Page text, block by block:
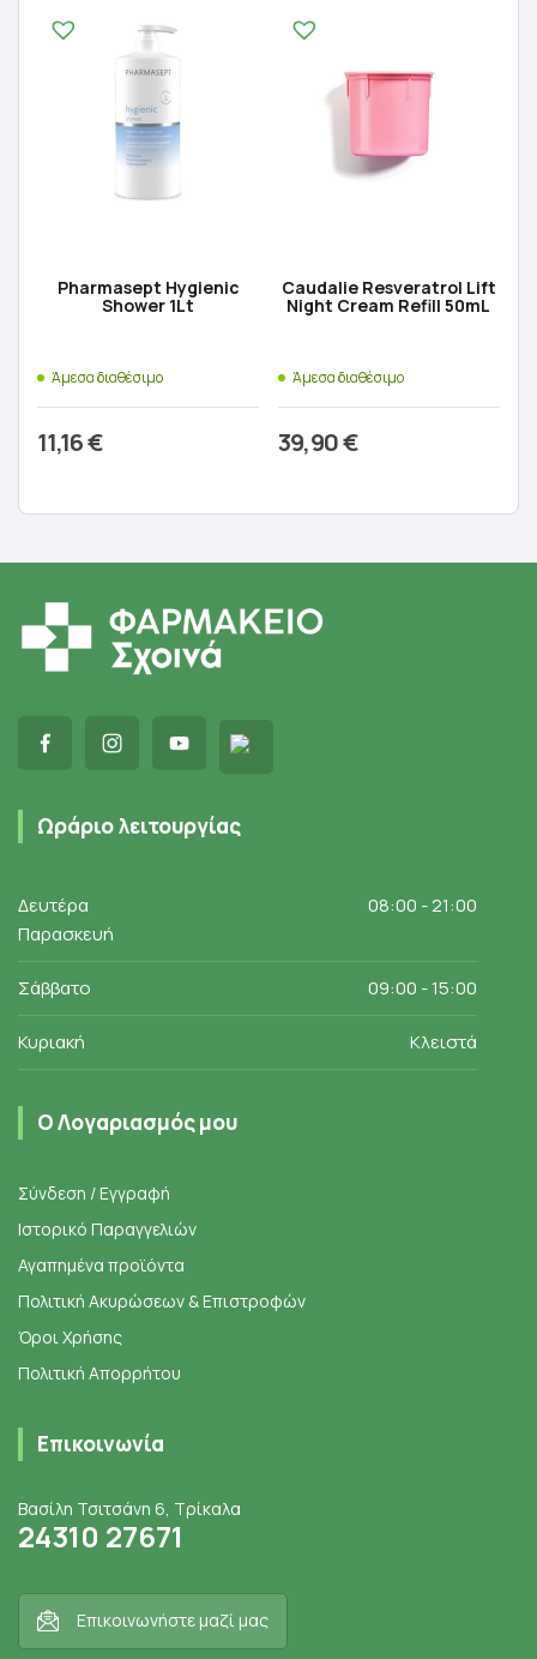
Pharmasept Hygienic
Shower 1Lt
Άμεσα διαθέσιμο
11,16€
Caudalie Resveratrol Lift
Night Cream Refill 50mL
Άμεσα διαθέσιμο
39,90€
Ωράριο λειτουργίας
Δευτέρα
Παρασκευή
08:00 - 21:00
Σάββατο 09:00 - 15:00
Κυριακή Κλειστά
Ο Λογαριασμός μου
Σύνδεση / Εγγραφή
Ιστορικό Παραγγελιών
Αγαπημένα προϊόντα
Πολιτική Ακυρώσεων & Επιστροφών
Όροι Χρήσης
Πολιτική Απορρήτου
Επικοινωνία
Βασίλη Τσιτσάνη 6, Τρίκαλα
24310 27671
Επικοινωνήστε μαζί μας